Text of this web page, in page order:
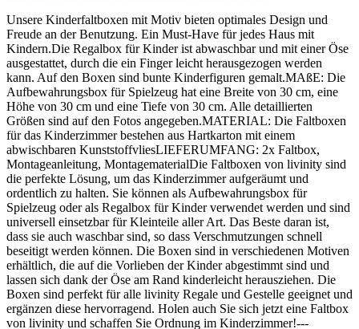
Unsere Kinderfaltboxen mit Motiv bieten optimales Design und
Freude an der Benutzung. Ein Must-Have für jedes Haus mit
Kindern.Die Regalbox für Kinder ist abwaschbar und mit einer Öse
ausgestattet, durch die ein Finger leicht herausgezogen werden
kann. Auf den Boxen sind bunte Kinderfiguren gemalt.MAßE: Die
Aufbewahrungsbox für Spielzeug hat eine Breite von 30 cm, eine
Höhe von 30 cm und eine Tiefe von 30 cm. Alle detaillierten
Größen sind auf den Fotos angegeben.MATERIAL: Die Faltboxen
für das Kinderzimmer bestehen aus Hartkarton mit einem
abwischbaren KunststoffvliesLIEFERUMFANG: 2x Faltbox,
Montageanleitung, MontagematerialDie Faltboxen von livinity sind
die perfekte Lösung, um das Kinderzimmer aufgeräumt und
ordentlich zu halten. Sie können als Aufbewahrungsbox für
Spielzeug oder als Regalbox für Kinder verwendet werden und sind
universell einsetzbar für Kleinteile aller Art. Das Beste daran ist,
dass sie auch waschbar sind, so dass Verschmutzungen schnell
beseitigt werden können. Die Boxen sind in verschiedenen Motiven
erhältlich, die auf die Vorlieben der Kinder abgestimmt sind und
lassen sich dank der Öse am Rand kinderleicht herausziehen. Die
Boxen sind perfekt für alle livinity Regale und Gestelle geeignet und
ergänzen diese hervorragend. Holen auch Sie sich jetzt eine Faltbox
von livinity und schaffen Sie Ordnung im Kinderzimmer!---